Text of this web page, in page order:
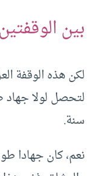
بين
لكن هذه الوقفة
لتحصل لولا
سنة.
نعم، كان جهادا